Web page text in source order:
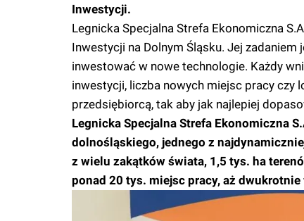
Inwestycji.
Legnicka Specjalna Strefa Ekonomiczna
Inwestycji na Dolnym Śląsku. Jej
inwestować w nowe technologie. Każdy
inwestycji, liczba nowych miejsc pracy czy
przedsiębiorcą, tak aby jak najlepiej
Legnicka Specjalna Strefa Ekonomiczna
dolnośląskiego, jednego z
z wielu zakątków świata, 1,5 tys. ha
ponad 20 tys. miejsc pracy, aż